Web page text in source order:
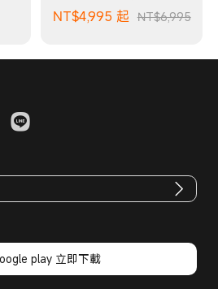
NT$4,995 起 NT$6,995
play 立即下載